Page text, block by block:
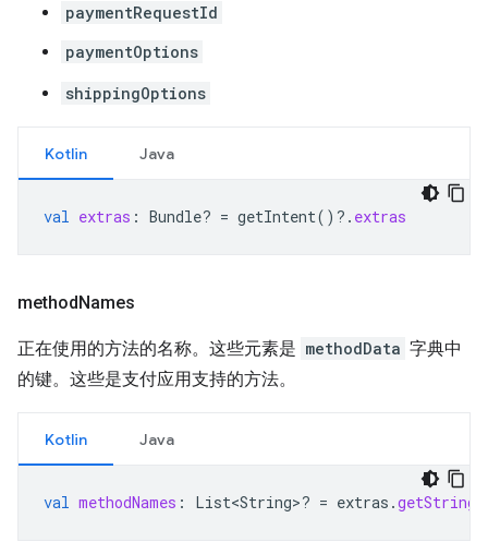
paymentRequestId
paymentOptions
shippingOptions
Kotlin Java
val extras : Bundle? = getIntent() ?. extras
methodNames
正在使用的方法的名称。这些元素是 methodData 字典中
的键。这些是支付应用支持的方法。
Kotlin Java
val methodNames : List<String>? = extras .